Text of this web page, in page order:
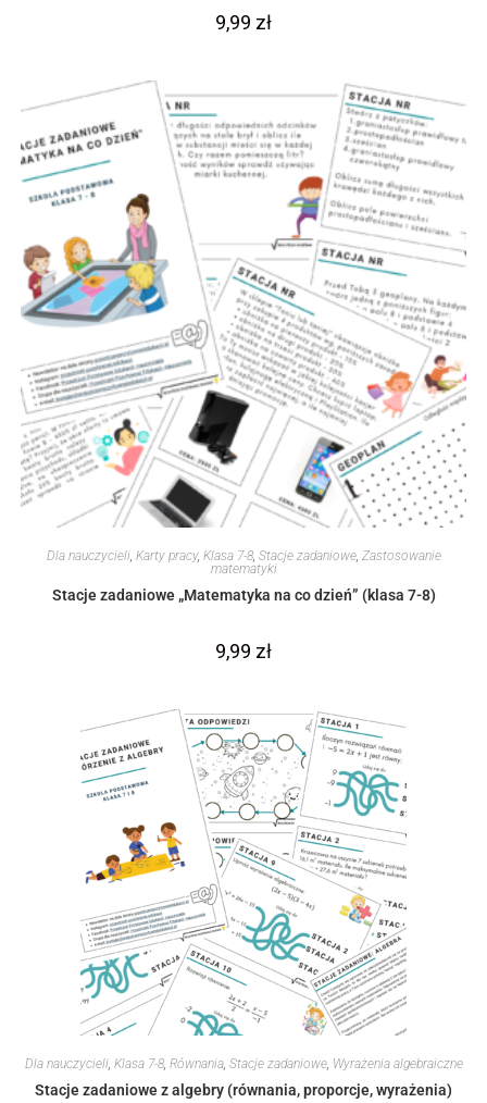
9,99 zł
Dla nauczycieli, Karty pracy, Klasa 7-8, Stacje zadaniowe, Zastosowanie
matematyki
Stacje zadaniowe „Matematyka na co dzień” (klasa 7-8)
9,99 zł
Dla nauczycieli, Klasa 7-8, Równania, Stacje zadaniowe, Wyrażenia algebraiczne
Stacje zadaniowe z algebry (równania, proporcje, wyrażenia)